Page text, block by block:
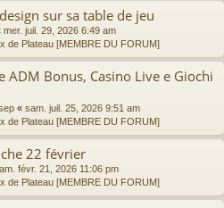
sur sa table de jeu
mer. juil. 29, 2026 6:49 am
de Plateau [MEMBRE DU FORUM]
ADM Bonus, Casino Live e Giochi
« sam. juil. 25, 2026 9:51 am
de Plateau [MEMBRE DU FORUM]
22 février
févr. 21, 2026 11:06 pm
de Plateau [MEMBRE DU FORUM]